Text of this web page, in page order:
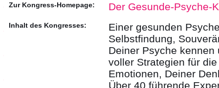
Zur Kongress-Homepage: Der Gesunde-Psyche-
Inhalt des Kongresses:
Einer gesunden
Selbstfindung,
Deiner Psyche
voller Strategien für
Emotionen, Deiner
Über 40 führende